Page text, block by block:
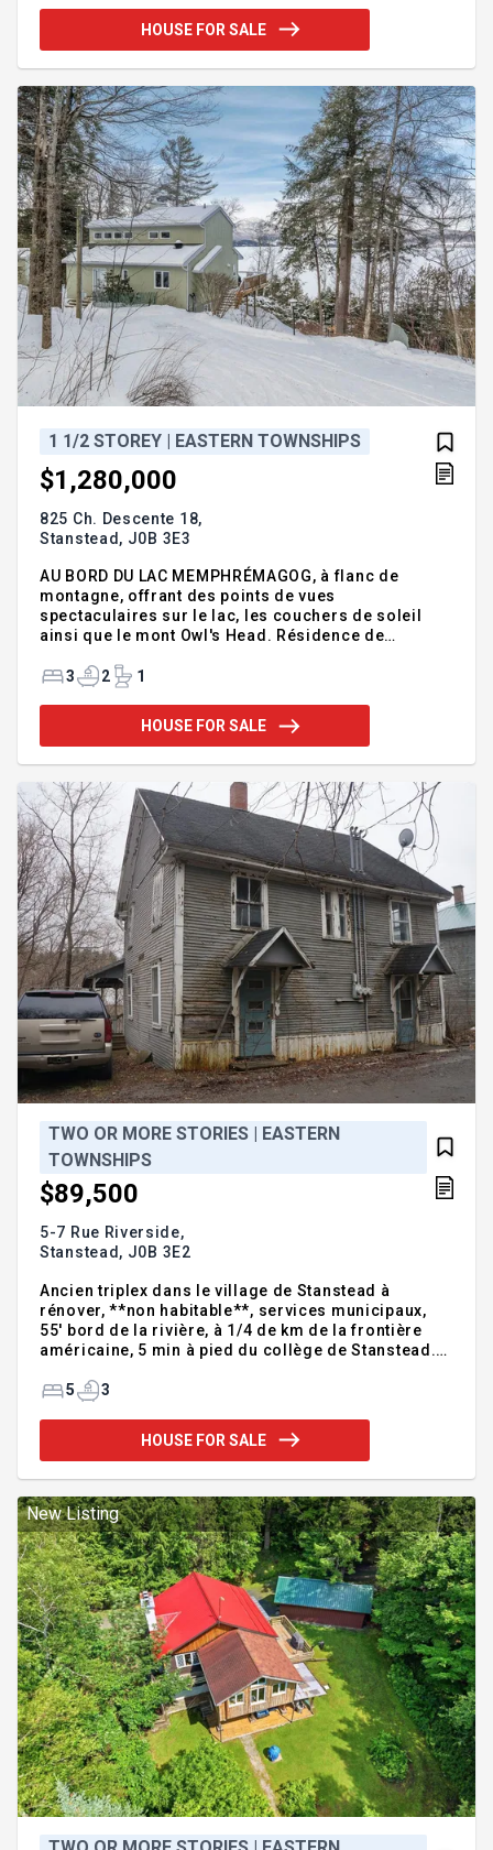
rénovées, ses planchers de bois jatoba et de
granite, ses patios extérieurs en granite et ses 2
Stanstead et de ses services dont; l'école du
Jardins-des-Frontière
HOUSE FOR SALE
1 1/2 STOREY | EASTERN TOWNSHIPS
$1,280,000
825 Ch. Descente 18,
Stanstead, J0B 3E3
AU BORD DU LAC MEMPHRÉMAGOG, à flanc de
montagne, offrant des points de vues
spectaculaires sur le lac, les couchers de soleil
ainsi que le mont Owl's Head. Résidence de
omniprésente laissant entrer toute la lumière
ainsi que cuisine rénovée. Un littoral de 172' en
bordure du lac sur ce terrain boisé et en pente avec
tout juste en face de la Pointe Magoon.
Addendum:AU BORD DU LAC ME
3 2 1
HOUSE FOR SALE
TWO OR MORE STORIES | EASTERN
TOWNSHIPS
$89,500
5-7 Rue Riverside,
Stanstead, J0B 3E2
Ancien triplex dans le village de Stanstead à
rénover, **non habitable**, services municipaux,
55' bord de la rivière, à 1/4 de km de la frontière
américaine, 5 min à pied du collège de Stanstead.
5
3
HOUSE FOR SALE
New Listing